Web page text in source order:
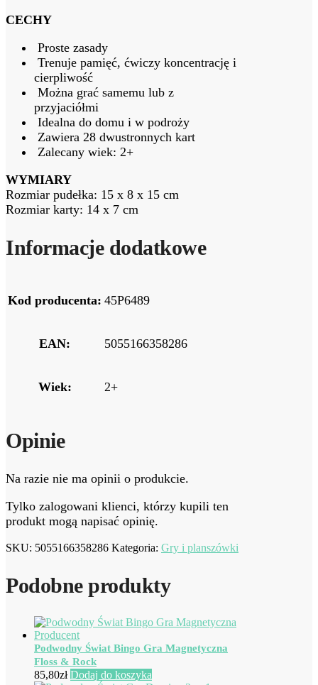
CECHY
Proste zasady
Trenuje pamięć, ćwiczy koncentrację i
cierpliwość
Można grać samemu lub z
przyjaciółmi
Idealna do domu i w podroży
Zawiera 28 dwustronnych kart
Zalecany wiek: 2+
WYMIARY
Rozmiar pudełka: 15 x 8 x 15 cm
Rozmiar karty: 14 x 7 cm
Informacje dodatkowe
Kod producenta: 45P6489
EAN: 5055166358286
Wiek: 2+
Opinie
Na razie nie ma opinii o produkcie.
Tylko zalogowani klienci, którzy kupili ten
produkt mogą napisać opinię.
SKU: 5055166358286 Kategoria: Gry i planszówki
Podobne produkty
Podwodny Świat Bingo Gra Magnetyczna
Floss & Rock
85,80zł Dodaj do koszyka